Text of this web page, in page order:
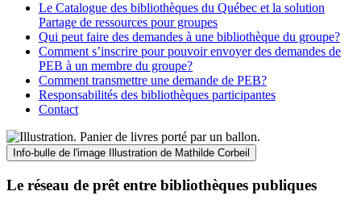
Le Catalogue des bibliothèques du Québec et la solution
Partage de ressources pour groupes
Qui peut faire des demandes à une bibliothèque du groupe?
Comment s’inscrire pour pouvoir envoyer des demandes de
PEB à un membre du groupe?
Comment transmettre une demande de PEB?
Responsabilités des bibliothèques participantes
Contact
Info-bulle de l'image Illustration de Mathilde Corbeil
Le réseau de prêt entre bibliothèques publiques